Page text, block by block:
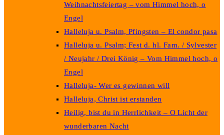
Weihnachtsfeiertag – vom Himmel hoch, o
Engel
Halleluja u. Psalm, Pfingsten – El condor pasa
Halleluja u. Psalm; Fest d. hl. Fam. / Sylvester
/ Neujahr / Drei König – Vom Himmel hoch, o
Engel
Halleluja- Wer es gewinnen will
Halleluja, Christ ist erstanden
Heilig, bist du in Herrlichkeit – O Licht der
wunderbaren Nacht